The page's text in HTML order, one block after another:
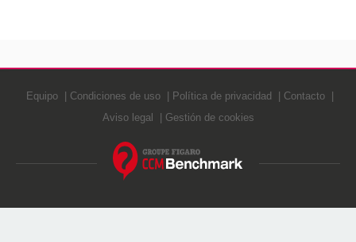
Equipo Condiciones de uso Política de privacidad
Contacto
Aviso legal
Gestión de cookies